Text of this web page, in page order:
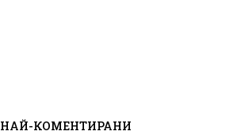
НАЙ-КОМЕНТИРАНИ